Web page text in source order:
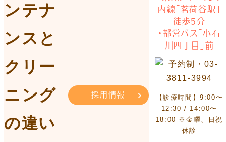
採用情報
内線「茗荷谷駅」
徒歩5分
・都営バス「小石
川四丁目」前
【診療時間】9:00〜
12:30 / 14:00〜
18:00 ※金曜、日祝
休診